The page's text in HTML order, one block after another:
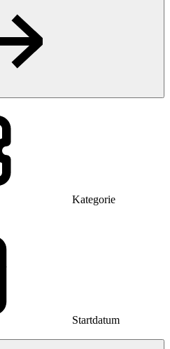
Kategorie
Startdatum